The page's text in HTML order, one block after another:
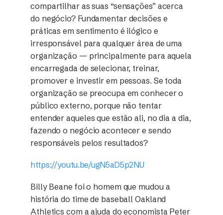
compartilhar as suas “sensações” acerca
do negócio? Fundamentar decisões e
práticas em sentimento é ilógico e
irresponsável para qualquer área de uma
organização — principalmente para aquela
encarregada de selecionar, treinar,
promover e investir em pessoas. Se toda
organização se preocupa em conhecer o
público externo, porque não tentar
entender aqueles que estão ali, no dia a dia,
fazendo o negócio acontecer e sendo
responsáveis pelos resultados?
https://youtu.be/ugN5aD5p2NU
Billy Beane foi o homem que mudou a
história do time de baseball Oakland
Athletics com a ajuda do economista Peter